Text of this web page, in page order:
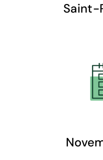
Saint-